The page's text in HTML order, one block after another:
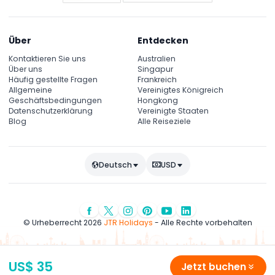
US$ 35 Jetzt buchen
Über
Kontaktieren Sie uns
Über uns
Häufig gestellte Fragen
Allgemeine
Geschäftsbedingungen
Datenschutzerklärung
Blog
Entdecken
Australien
Singapur
Frankreich
Vereinigtes Königreich
Hongkong
Vereinigte Staaten
Alle Reiseziele
Deutsch USD
© Urheberrecht 2026 JTR Holidays - Alle Rechte vorbehalten